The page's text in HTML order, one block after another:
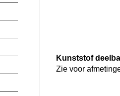
Kunststof
Zie voor